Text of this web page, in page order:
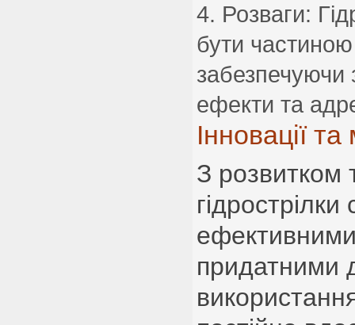
Розваги:
бути частиною
забезпечуючи
ефекти та
Інновації
З розвитком
придатними